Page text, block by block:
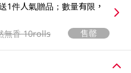
1件人氣贈品；數量有限，
無香 10rolls 售罄